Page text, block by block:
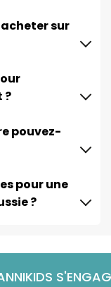
sur
?
pouvez-
pour une
?